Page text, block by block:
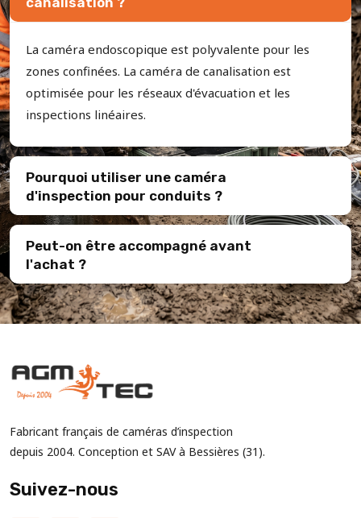
La caméra endoscopique est polyvalente pour les
zones confinées. La caméra de canalisation est
optimisée pour les réseaux d'évacuation et les
inspections linéaires.
Pourquoi utiliser une caméra
d'inspection pour conduits ?
Peut-on être accompagné avant
l'achat ?
Fabricant français de caméras d’inspection
depuis 2004. Conception et SAV à Bessières (31).
Suivez-nous